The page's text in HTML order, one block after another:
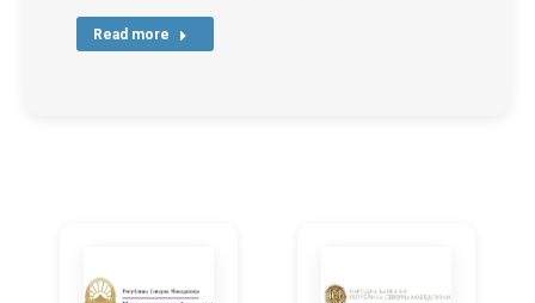
Read more